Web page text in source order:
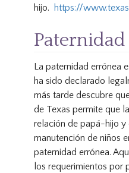
hijo.
https://
La paternidad errónea
ha sido declarado
más tarde descubre
de Texas permite que
relación de papá-hijo y
manutención de niños
paternidad errónea.
los requerimientos por